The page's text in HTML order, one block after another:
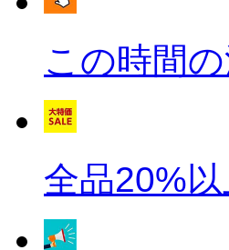
この時間
全品20%